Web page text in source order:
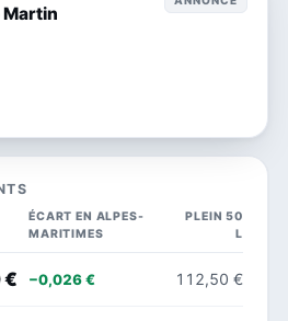
Martin
ÉCART EN ALPES-
MARITIMES
PLEIN 50
L
€ −0,026 € 112,50 €